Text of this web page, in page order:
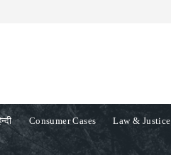
Consumer Cases Law & Justice